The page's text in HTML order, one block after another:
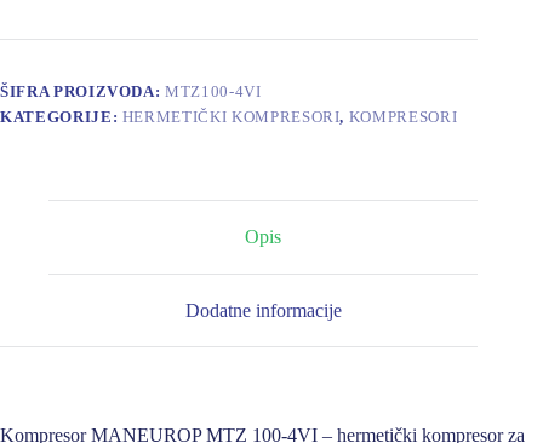
ŠIFRA PROIZVODA:MTZ100-4VI
KATEGORIJE: HERMETIČKI KOMPRESORI, KOMPRESORI
Opis
Dodatne informacije
Kompresor MANEUROP MTZ 100-4VI – hermetički kompresor za